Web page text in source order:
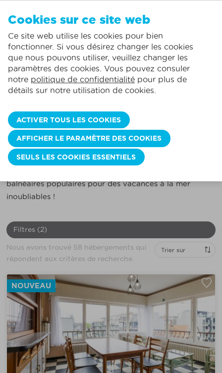
Comprend la consommation normale*
La plus grande offre de location de vacances
Des jours d'arrivée flexibles
Vous pouvez ajouter des hébergements à vos favoris en cliquant sur le
klikken.
St.-Idesbald:
Koksijde:
Oostduinkerke:
Wenduine:
Blankenberge:
VACANCES À LA CÔTE BELGE ?
Découvrez la location de vacances parfaite sur la côte
belge avec notre large sélection. Louez un
appartement, un studio, une maison de vacances, un
penthouse à Blankenberge, De Panne, Knokke,
balnéaires populaires pour des vacances à la mer
inoubliables !
Filtres (2)
Nous avons trouvé 58 hébergements qui
répondent aux critères de recherche.
NOUVEAU
Cookies sur ce site web
Ce site web utilise les cookies pour bien
fonctionner. Si vous désirez changer les cookies
que nous pouvons utiliser, veuillez changer les
paramètres des cookies. Vous pouvez consuler
notre politique de confidentialité pour plus de
détails sur notre utilisation de cookies.
ACTIVER TOUS LES COOKIES
AFFICHER LE PARAMÈTRE DES COOKIES
SEULS LES COOKIES ESSENTIELS